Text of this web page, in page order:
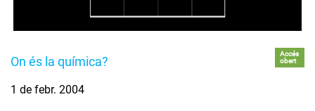
On és la química?
Accés
obert
1 de febr. 2004